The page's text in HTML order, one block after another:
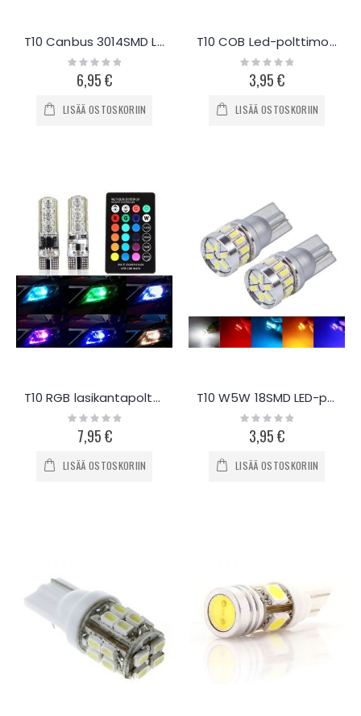
T10 Canbus 3014SMD LED-polttimo, 2kpl
Rating:
0%6,95 €
LISÄÄ OSTOSKORIIN
T10 COB Led-polttimo + BA9S Adapteri
Rating:
0%3,95 €
LISÄÄ OSTOSKORIIN
T10 RGB lasikantapolttimot kauko-ohjauksella
Rating:
0%7,95 €
LISÄÄ OSTOSKORIIN
T10 W5W 18SMD LED-polttimo, 2kpl
Rating:
0%3,95 €
LISÄÄ OSTOSKORIIN